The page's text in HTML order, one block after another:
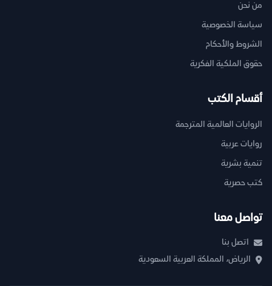
من نحن
سياسة الخصوصية
الشروط والأحكام
حقوق الملكية الفكرية
أقسام الكتب
الروايات العالمية المترجمة
روايات عربية
تنمية بشرية
كتب حصرية
تواصل معنا
اتصل بنا
الرياض، المملكة العربية السعودية